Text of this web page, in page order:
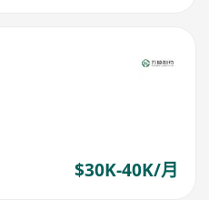
$30K-40K/月